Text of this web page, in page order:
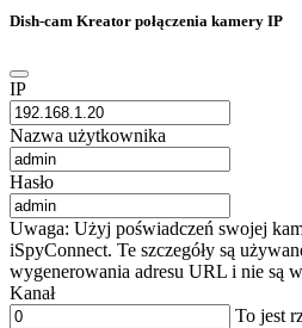
Dish-cam Kreator połączenia kamery IP
IP
Nazwa użytkownika
Hasło
Uwaga: Użyj poświadczeń swojej
iSpyConnect. Te szczegóły są
wygenerowania adresu URL i nie są
Kanał
To jest